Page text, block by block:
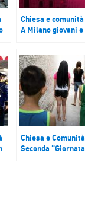
Chiesa e comunità
A Milano giovani e
avvio a un dialogo
sinodale
Chiesa e Comunità
Seconda “Giornata